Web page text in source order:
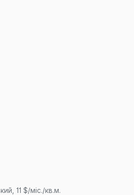
11 $/міс./кв.м.